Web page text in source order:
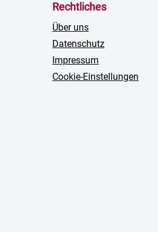
Rechtliches
Über uns
Datenschutz
Impressum
Cookie-Einstellungen